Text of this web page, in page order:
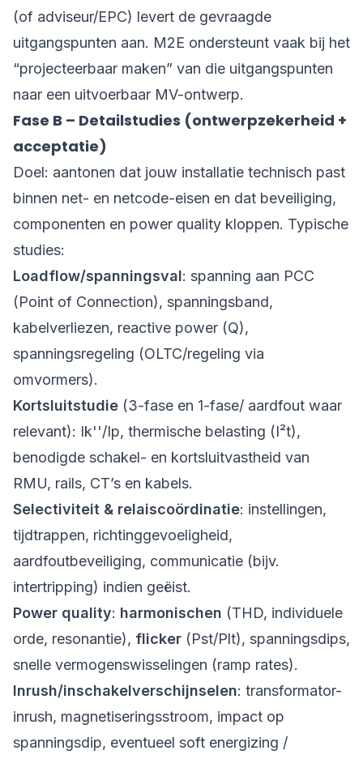
(of adviseur/EPC) levert de gevraagde
uitgangspunten aan. M2E ondersteunt vaak bij het
“projecteerbaar maken” van die uitgangspunten
naar een uitvoerbaar MV-ontwerp.
Fase B – Detailstudies (ontwerpzekerheid +
acceptatie)
Doel: aantonen dat jouw installatie technisch past
binnen net- en netcode-eisen en dat beveiliging,
componenten en power quality kloppen. Typische
studies:
Loadflow/spanningsval: spanning aan PCC
(Point of Connection), spanningsband,
kabelverliezen, reactive power (Q),
spanningsregeling (OLTC/regeling via
omvormers).
Kortsluitstudie (3-fase en 1-fase/ aardfout waar
relevant): Ik''/Ip, thermische belasting (I²t),
benodigde schakel- en kortsluitvastheid van
RMU, rails, CT’s en kabels.
Selectiviteit & relaiscoördinatie: instellingen,
tijdtrappen, richtinggevoeligheid,
aardfoutbeveiliging, communicatie (bijv.
intertripping) indien geëist.
Power quality: harmonischen (THD, individuele
orde, resonantie), flicker (Pst/Plt), spanningsdips,
snelle vermogenswisselingen (ramp rates).
Inrush/inschakelverschijnselen: transformator-
inrush, magnetiseringsstroom, impact op
spanningsdip, eventueel soft energizing /